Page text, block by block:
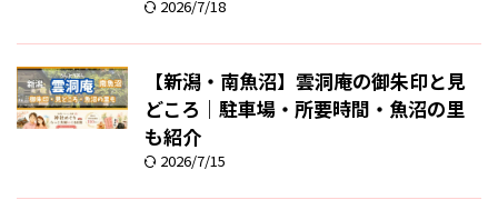
2026/7/18
【新潟・南魚沼】雲洞庵の御朱印と見
どころ｜駐車場・所要時間・魚沼の里
も紹介
2026/7/15